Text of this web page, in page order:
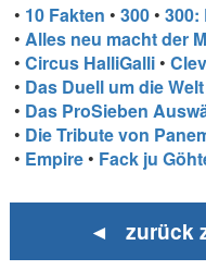
• 10 Fakten •300 •300:
•Alles neu macht der
•Circus HalliGalli •
• Das Duell um die Welt
• Das ProSieben
• Die Tribute von
• Empire • Fack ju
◄ zurück